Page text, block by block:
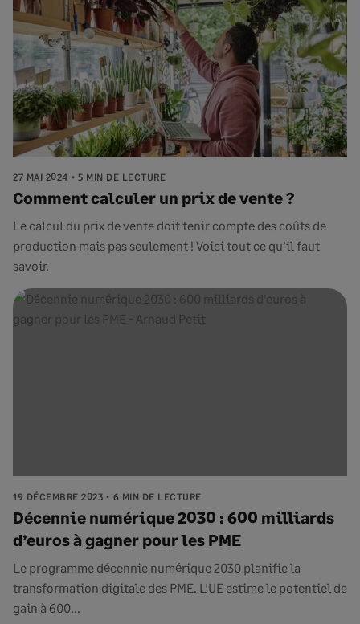
27 MAI 2024 5 MIN DE LECTURE
Comment calculer un prix de vente ?
Le calcul du prix de vente doit tenir compte des coûts de
production mais pas seulement ! Voici tout ce qu'il faut
savoir.
19 DÉCEMBRE 2023 6 MIN DE LECTURE
Décennie numérique 2030 : 600 milliards
d’euros à gagner pour les PME
Le programme décennie numérique 2030 planifie la
transformation digitale des PME. L’UE estime le potentiel de
gain à 600...